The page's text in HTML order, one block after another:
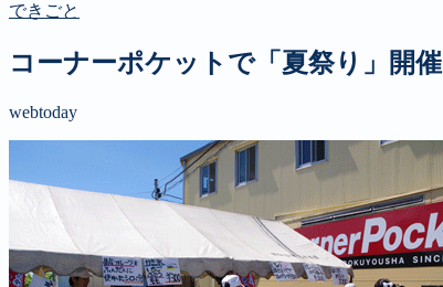
できごと
コーナーポケットで「夏祭り」開催
webtoday